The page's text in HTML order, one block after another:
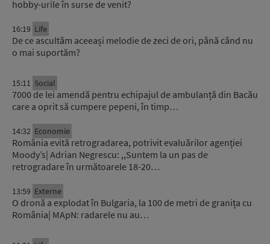
hobby-urile în surse de venit?
16:19 Life
De ce ascultăm aceeași melodie de zeci de ori, până când nu
o mai suportăm?
15:11 Social
7000 de lei amendă pentru echipajul de ambulanță din Bacău
care a oprit să cumpere pepeni, în timp…
14:32 Economie
România evită retrogradarea, potrivit evaluărilor agenției
Moody’s| Adrian Negrescu: ,,Suntem la un pas de
retrogradare în următoarele 18-20…
13:59 Externe
O dronă a explodat în Bulgaria, la 100 de metri de granița cu
România| MApN: radarele nu au…